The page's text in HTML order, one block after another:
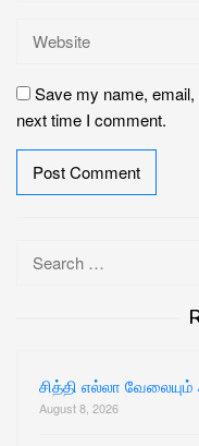
Save my name,
next time I comment.
for:
சித்தி எல்லா
August 8, 2026